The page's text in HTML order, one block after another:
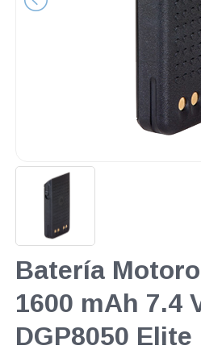
Batería
1600 mAh 7.4
DGP8050 Elite